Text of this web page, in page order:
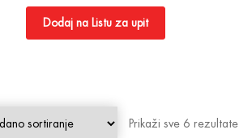
Dodaj na Listu za upit
Prikaži sve 6 rezultate